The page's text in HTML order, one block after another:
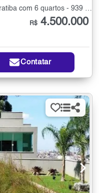
Casa Térrea à Venda no Jardim Ibiratiba com 6 quartos - 939 m²
R$ 4.500.000
Contatar